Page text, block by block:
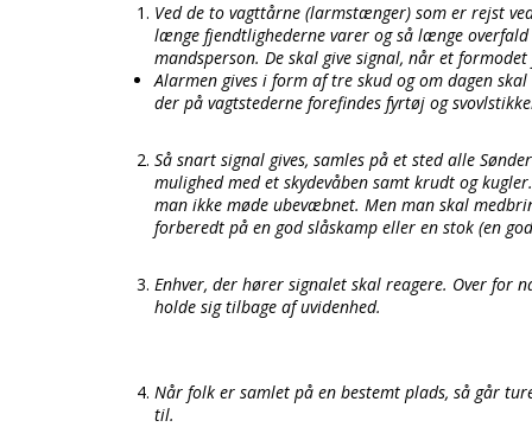
Ved de to vagttårne (larmstænger) som er rejst
længe fjendtlighederne varer og så længe
mandsperson. De skal give signal, når et
Alarmen gives i form af tre skud og om dagen
der på vagtstederne forefindes fyrtøj og
Så snart signal gives, samles på et sted alle
mulighed med et skydevåben samt krudt og
man ikke møde ubevæbnet. Men man skal
forberedt på en god slåskamp eller en stok (en
Enhver, der hører signalet skal reagere. Over for
holde sig tilbage af uvidenhed.
Når folk er samlet på en bestemt plads, så går
til.